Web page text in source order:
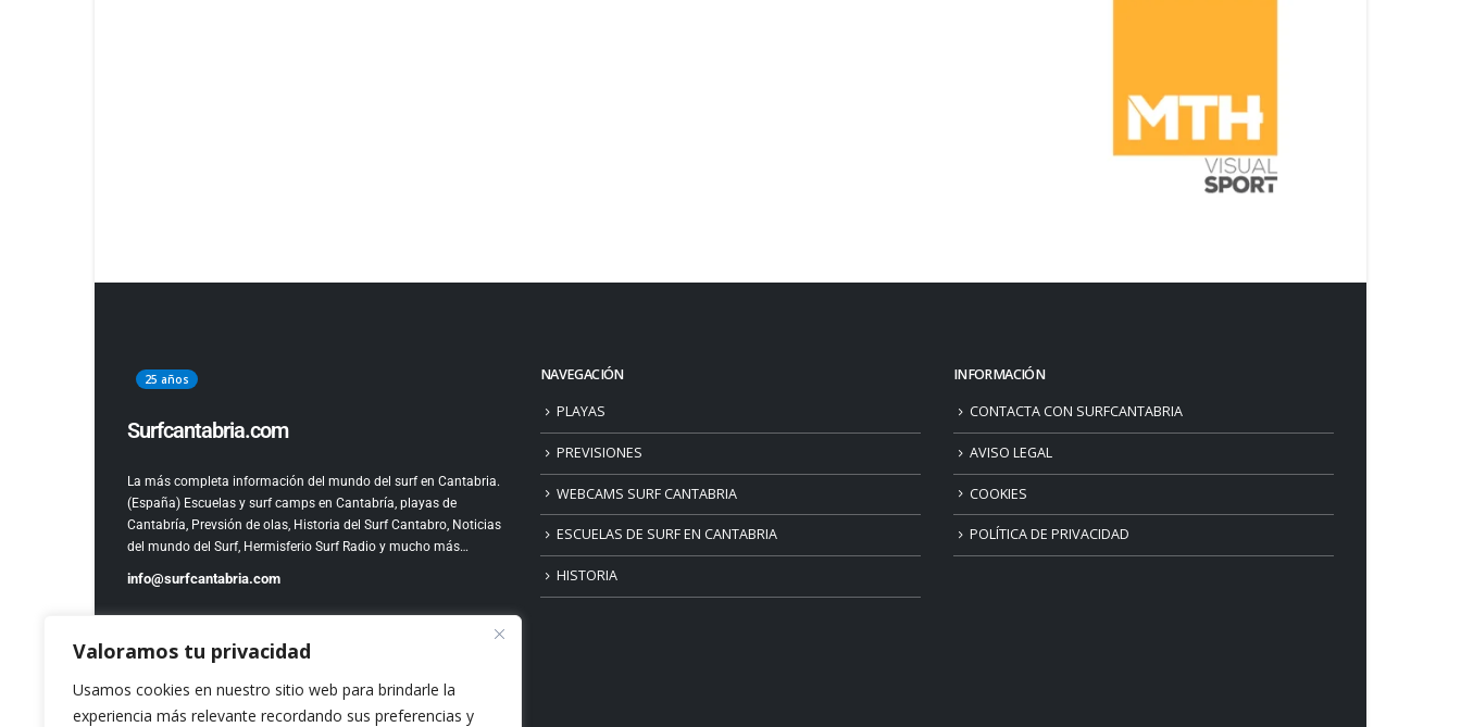
Valoramos tu privacidad
Usamos cookies en nuestro sitio web para brindarle la
experiencia más relevante recordando sus preferencias y
25 años
Surfcantabria.com
La más completa información del mundo del surf en Cantabria.
(España) Escuelas y surf camps en Cantabría, playas de
Cantabría, Prevsión de olas, Historia del Surf Cantabro, Noticias
del mundo del Surf, Hermisferio Surf Radio y mucho más…
info@surfcantabria.com
NAVEGACIÓN
PLAYAS
PREVISIONES
WEBCAMS SURF CANTABRIA
ESCUELAS DE SURF EN CANTABRIA
HISTORIA
INFORMACIÓN
CONTACTA CON SURFCANTABRIA
AVISO LEGAL
COOKIES
POLÍTICA DE PRIVACIDAD